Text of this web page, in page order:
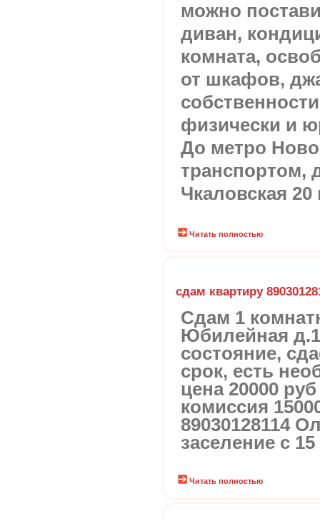
можно
диван,
комната,
от шкафов,
физически и
До метро
транспортом,
Чкаловская
Читать полностью
сдам квартиру
Сдам 1
Юбилейная
состояние,
срок, есть
цена 20000
комиссия
89030128114
заселение с
Читать полностью